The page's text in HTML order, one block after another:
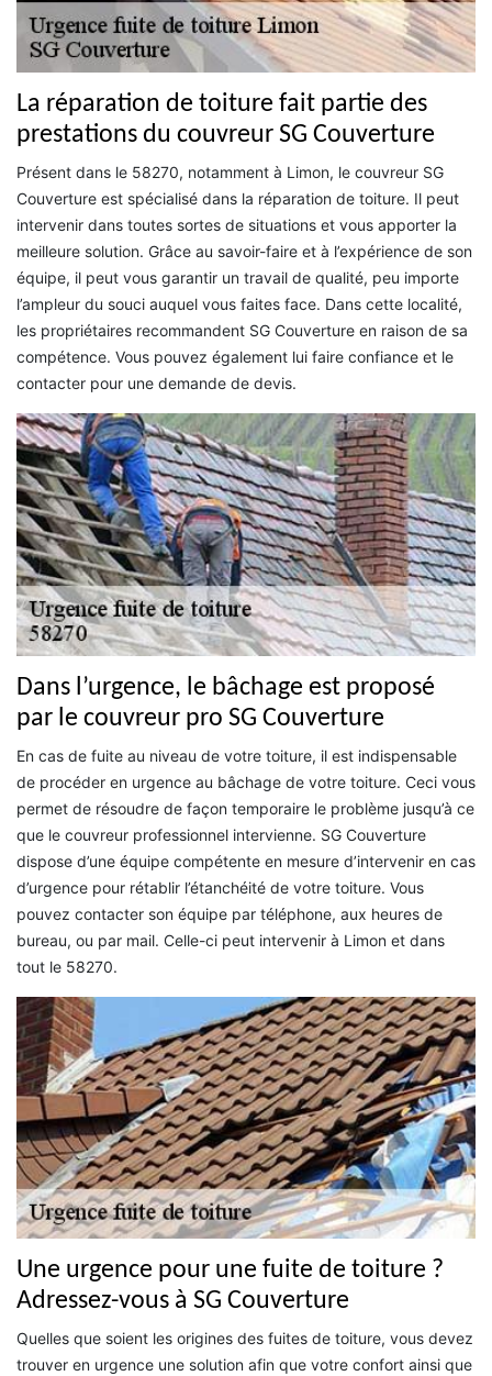
La réparation de toiture fait partie des
prestations du couvreur SG Couverture
Présent dans le 58270, notamment à Limon, le couvreur SG
Couverture est spécialisé dans la réparation de toiture. Il peut
intervenir dans toutes sortes de situations et vous apporter la
meilleure solution. Grâce au savoir-faire et à l’expérience de son
équipe, il peut vous garantir un travail de qualité, peu importe
l’ampleur du souci auquel vous faites face. Dans cette localité,
les propriétaires recommandent SG Couverture en raison de sa
compétence. Vous pouvez également lui faire confiance et le
contacter pour une demande de devis.
Dans l’urgence, le bâchage est proposé
par le couvreur pro SG Couverture
En cas de fuite au niveau de votre toiture, il est indispensable
de procéder en urgence au bâchage de votre toiture. Ceci vous
permet de résoudre de façon temporaire le problème jusqu’à ce
que le couvreur professionnel intervienne. SG Couverture
dispose d’une équipe compétente en mesure d’intervenir en cas
d’urgence pour rétablir l’étanchéité de votre toiture. Vous
pouvez contacter son équipe par téléphone, aux heures de
bureau, ou par mail. Celle-ci peut intervenir à Limon et dans
tout le 58270.
Une urgence pour une fuite de toiture ?
Adressez-vous à SG Couverture
Quelles que soient les origines des fuites de toiture, vous devez
trouver en urgence une solution afin que votre confort ainsi que